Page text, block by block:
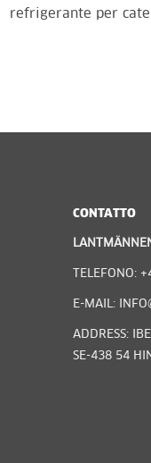
refrigerante per
CONTATTO
TELEFONO:
E-MAIL:
ADDRESS:
SE-438 54